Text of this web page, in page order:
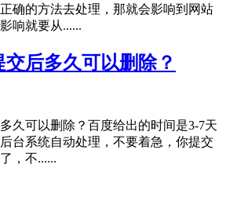
确的方法去处理，那就会影响到网站
响就要从......
后多久可以删除？
久可以删除？百度给出的时间是3-7天
台系统自动处理，不要着急，你提交
，不......